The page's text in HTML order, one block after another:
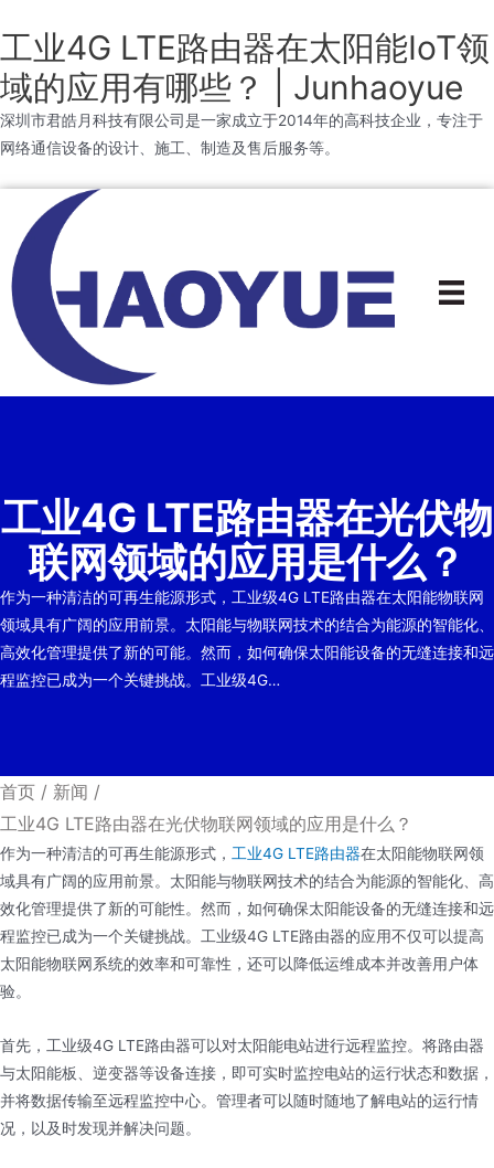
工业4G LTE路由器在太阳能IoT领
域的应用有哪些？ | Junhaoyue
深圳市君皓月科技有限公司是一家成立于2014年的高科技企业，专注于
网络通信设备的设计、施工、制造及售后服务等。
容
工业4G LTE路由器在光伏物
联网领域的应用是什么？
作为一种清洁的可再生能源形式，工业级4G LTE路由器在太阳能物联网
领域具有广阔的应用前景。太阳能与物联网技术的结合为能源的智能化、
高效化管理提供了新的可能。然而，如何确保太阳能设备的无缝连接和远
程监控已成为一个关键挑战。工业级4G…
首页 / 新闻 /
工业4G LTE路由器在光伏物联网领域的应用是什么？
作为一种清洁的可再生能源形式， 工业4G LTE路由器在太阳能物联网领
域具有广阔的应用前景。太阳能与物联网技术的结合为能源的智能化、高
效化管理提供了新的可能性。然而，如何确保太阳能设备的无缝连接和远
程监控已成为一个关键挑战。工业级4G LTE路由器的应用不仅可以提高
太阳能物联网系统的效率和可靠性，还可以降低运维成本并改善用户体
验。
首先，工业级4G LTE路由器可以对太阳能电站进行远程监控。将路由器
与太阳能板、逆变器等设备连接，即可实时监控电站的运行状态和数据，
并将数据传输至远程监控中心。管理者可以随时随地了解电站的运行情
况，以及时发现并解决问题。